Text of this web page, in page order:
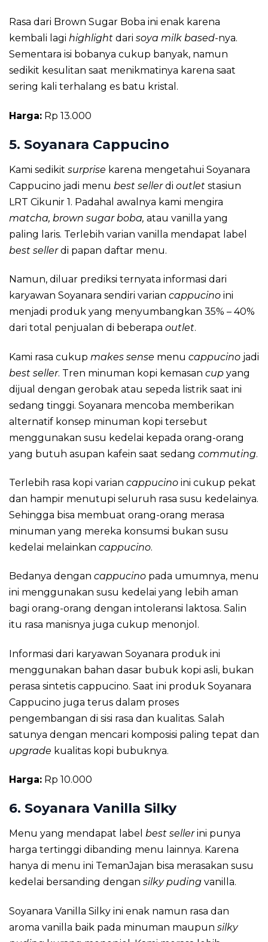
Rasa dari Brown Sugar Boba ini enak karena
kembali lagi highlight dari soya milk based-nya.
Sementara isi bobanya cukup banyak, namun
sedikit kesulitan saat menikmatinya karena saat
sering kali terhalang es batu kristal.
Harga: Rp 13.000
5. Soyanara Cappucino
Kami sedikit surprise karena mengetahui Soyanara
Cappucino jadi menu best sellerdi outlet stasiun
LRT Cikunir 1. Padahal awalnya kami mengira
matcha, brown sugar boba, atau vanilla yang
paling laris. Terlebih varian vanilla mendapat label
best sellerdi papan daftar menu.
Namun, diluar prediksi ternyata informasi dari
karyawan Soyanara sendiri varian cappucino ini
menjadi produk yang menyumbangkan 35% – 40%
dari total penjualan di beberapa outlet.
Kami rasa cukup makes sense menu cappucino jadi
best seller. Tren minuman kopi kemasan cup yang
dijual dengan gerobak atau sepeda listrik saat ini
sedang tinggi. Soyanara mencoba memberikan
alternatif konsep minuman kopi tersebut
menggunakan susu kedelai kepada orang-orang
yang butuh asupan kafein saat sedang commuting.
Terlebih rasa kopi varian cappucino ini cukup pekat
dan hampir menutupi seluruh rasa susu kedelainya.
Sehingga bisa membuat orang-orang merasa
minuman yang mereka konsumsi bukan susu
kedelai melainkan cappucino.
Bedanya dengan cappucino pada umumnya, menu
ini menggunakan susu kedelai yang lebih aman
bagi orang-orang dengan intoleransi laktosa. Salin
itu rasa manisnya juga cukup menonjol.
Informasi dari karyawan Soyanara produk ini
menggunakan bahan dasar bubuk kopi asli, bukan
perasa sintetis cappucino. Saat ini produk Soyanara
Cappucino juga terus dalam proses
pengembangan di sisi rasa dan kualitas. Salah
satunya dengan mencari komposisi paling tepat dan
upgrade kualitas kopi bubuknya.
Harga: Rp 10.000
6. Soyanara Vanilla Silky
Menu yang mendapat label best sellerini punya
harga tertinggi dibanding menu lainnya. Karena
hanya di menu ini TemanJajan bisa merasakan susu
kedelai bersanding dengan silky puding vanilla.
Soyanara Vanilla Silky ini enak namun rasa dan
aroma vanilla baik pada minuman maupun silky